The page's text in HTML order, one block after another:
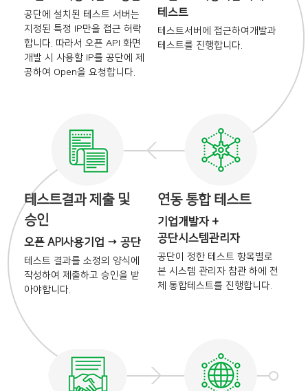
공단에 설치된 테스트 서버는
지정된 특정 IP만을 접근 허락
합니다. 따라서 오픈 API 화면
개발 시 사용할 IP를 공단에 제
공하여 Open을 요청합니다.
테스트
테스트서버에 접근하여 개발과
테스트를 진행합니다.
연동 통합 테스트
기업개발자 +
공단시스템관리자
공단이 정한 테스트 항목별로
본 시스템 관리자 참관 하에 전
체 통합테스트를 진행합니다.
테스트결과 제출 및
승인
오픈 API사용기업 → 공단
테스트 결과를 소정의 양식에
작성하여 제출하고 승인을 받
아야합니다.